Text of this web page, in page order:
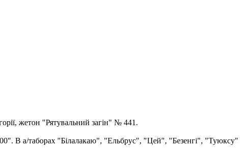
жетон "Рятувальний загін" № 441.
В а/таборах "Білалакаю", "Ельбрус", "Цей", "Безенгі", "Туюксу"